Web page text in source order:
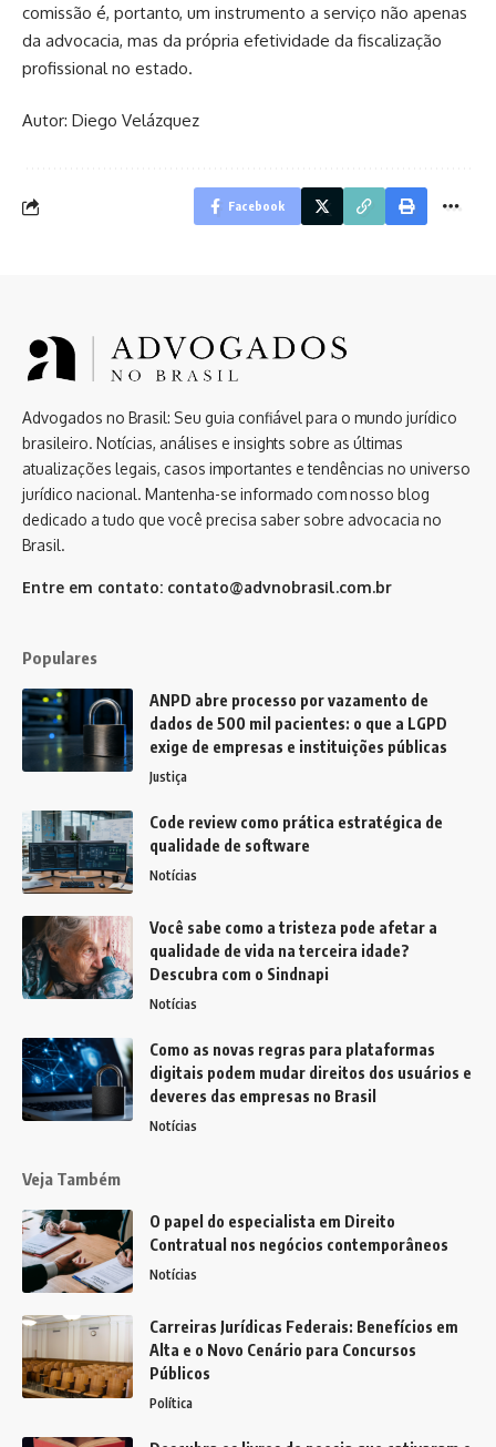
comissão é, portanto, um instrumento a serviço não apenas
da advocacia, mas da própria efetividade da fiscalização
profissional no estado.
Autor: Diego Velázquez
Facebook
Advogados no Brasil: Seu guia confiável para o mundo jurídico
brasileiro. Notícias, análises e insights sobre as últimas
atualizações legais, casos importantes e tendências no universo
jurídico nacional. Mantenha-se informado com nosso blog
dedicado a tudo que você precisa saber sobre advocacia no
Brasil.
Entre em contato: contato@advnobrasil.com.br
Populares
ANPD abre processo por vazamento de
dados de 500 mil pacientes: o que a LGPD
exige de empresas e instituições públicas
Justiça
Code review como prática estratégica de
qualidade de software
Notícias
Você sabe como a tristeza pode afetar a
qualidade de vida na terceira idade?
Descubra com o Sindnapi
Notícias
Como as novas regras para plataformas
digitais podem mudar direitos dos usuários e
deveres das empresas no Brasil
Notícias
Veja Também
O papel do especialista em Direito
Contratual nos negócios contemporâneos
Notícias
Carreiras Jurídicas Federais: Benefícios em
Alta e o Novo Cenário para Concursos
Públicos
Política